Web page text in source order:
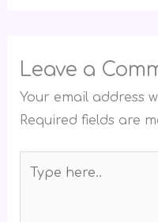
Leave a
Your email address
Required fields are
here..